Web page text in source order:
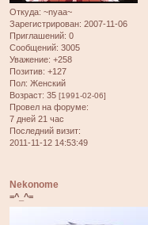
Откуда: ~nyaa~
Зарегистрирован: 2007-11-06
Приглашений: 0
Сообщений: 3005
Уважение: +258
Позитив: +127
Пол: Женский
Возраст: 35 [1991-02-06]
Провел на форуме:
7 дней 21 час
Последний визит:
2011-11-12 14:53:49
Nekonome
=^_^=